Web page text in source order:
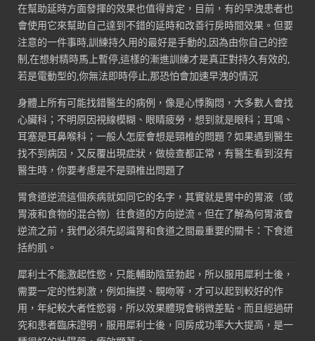
在幫助延時方面發揮的效果也值得肯定，目前，有的早洩患者也
會使用它來幫助自己達到不錯的延時和改善行房時間效果。但要
注意的一件事時,訓練持久用的最好是手動的,因為由你自己的控
制,在想射精時馬上暫停,這樣的漸進訓練才是真正對持久有效的,
若是電動型的,你無法即時停止,那恐怕會加速早洩的情況
身體上所有可能找錯醫生的病例，像是心悸胸悶，大多數人會找
心臟科；不明原因視線模糊、眼睛疲勞，想到就是眼科；耳鳴、
耳塞是耳鼻喉科；一般人怎麼會想是頸椎的問題？如果遇到醫生
找不到病因，又反覆出現症狀，做檢查都正常，有醫生看到沒有
醫生時，你要考慮是不是頸椎出問題了
胃食道逆流這個疾病就如同它的名字，其實就是胃中的胃液（或
胃液和食物的混合物）往食道的方向逆流。但在了解為何胃液會
逆流之前，我們必須先認識胃和食道之間最重要的關卡：下食道
括約肌。
犀利士不能激起性慾，只能輔助陰莖勃起，所以服用犀利士後，
需要一定的性刺激，例如撫摸、親吻等，才可以起到較好的作
用，年紀較大者性慾弱，所以效果體現會稍微差點。而且經過研
究和患者臨床證明，服用犀利士後，同房成功率大大提高，是一